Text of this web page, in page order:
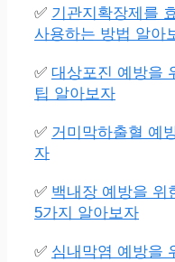
✅ 기관지확장제를
사용하는 방법 알아
✅ 대상포진 예방을
팁 알아보자
✅ 거미막하출혈 예
자
✅ 백내장 예방을 위
5가지 알아보자
✅ 심내막염 예방을